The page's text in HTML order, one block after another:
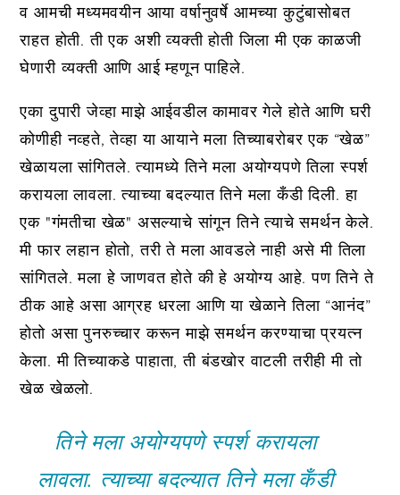
व आमची मध्यमवयीन आया वर्षानुवर्षे आमच्या कुटुंबासोबत
राहत होती. ती एक अशी व्यक्ती होती जिला मी एक काळजी
घेणारी व्यक्ती आणि आई म्हणून पाहिले.
एका दुपारी जेव्हा माझे आईवडील कामावर गेले होते आणि घरी
कोणीही नव्हते, तेव्हा या आयाने मला तिच्याबरोबर एक “खेळ”
खेळायला सांगितले. त्यामध्ये तिने मला अयोग्यपणे तिला स्पर्श
करायला लावला. त्याच्या बदल्यात तिने मला कँडी दिली. हा
एक "गंमतीचा खेळ" असल्याचे सांगून तिने त्याचे समर्थन केले.
मी फार लहान होतो, तरी ते मला आवडले नाही असे मी तिला
सांगितले. मला हे जाणवत होते की हे अयोग्य आहे. पण तिने ते
ठीक आहे असा आग्रह धरला आणि या खेळाने तिला “आनंद”
होतो असा पुनरुच्चार करून माझे समर्थन करण्याचा प्रयत्न
केला. मी तिच्याकडे पाहाता, ती बंडखोर वाटली तरीही मी तो
खेळ खेळलो.
तिने मला अयोग्यपणे स्पर्श करायला
लावला. त्याच्या बदल्यात तिने मला कँडी